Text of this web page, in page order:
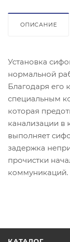
ОПИСАНИЕ
Установка
нормальной
Благодаря его
специальным
которая
канализации в
выполняет
задержка
прочистки
коммуникаций.